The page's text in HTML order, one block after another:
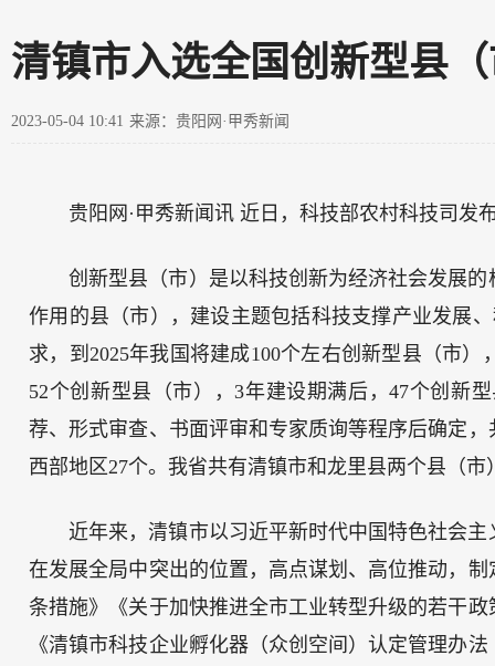
清镇市入选全国创新型县
2023-05-04 10:41 来源：贵阳网·甲秀新闻
贵阳网·甲秀新闻讯 近日，科技部农村科技司发
创新型县（市）是以科技创新为经济社会发展
作用的县（市），建设主题包括科技支撑产业发展
求，到2025年我国将建成100个左右创新型县（市
52个创新型县（市），3年建设期满后，47个创新
荐、形式审查、书面评审和专家质询等程序后确定
西部地区27个。我省共有清镇市和龙里县两个县（
近年来，清镇市以习近平新时代中国特色社会
在发展全局中突出的位置，高点谋划、高位推动，
条措施》《关于加快推进全市工业转型升级的若干
《清镇市科技企业孵化器（众创空间）认定管理办